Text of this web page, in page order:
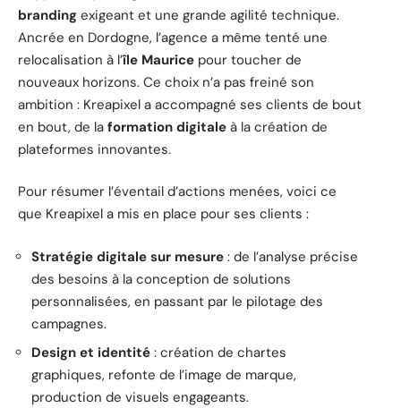
branding exigeant et une grande agilité technique.
Ancrée en Dordogne, l’agence a même tenté une
relocalisation à l’île Maurice pour toucher de
nouveaux horizons. Ce choix n’a pas freiné son
ambition : Kreapixel a accompagné ses clients de bout
en bout, de la formation digitale à la création de
plateformes innovantes.
Pour résumer l’éventail d’actions menées, voici ce
que Kreapixel a mis en place pour ses clients :
Stratégie digitale sur mesure : de l’analyse précise
des besoins à la conception de solutions
personnalisées, en passant par le pilotage des
campagnes.
Design et identité : création de chartes
graphiques, refonte de l’image de marque,
production de visuels engageants.